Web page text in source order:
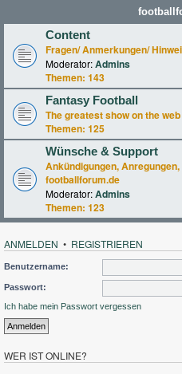
Content
Fragen/ Anmerkungen/
Moderator:Admins
Themen: 143
Fantasy Football
The greatest show on the
Themen: 125
Wünsche & Support
Ankündigungen,
footballforum.de
Moderator:Admins
Themen: 123
ANMELDEN • REGISTRIEREN
Benutzername:
Passwort:
Ich habe mein Passwort vergessen
WER IST ONLINE?